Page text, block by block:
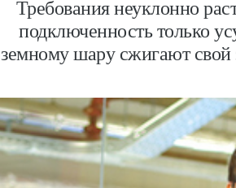
Требования неуклонно
подключенность только
земному шару сжигают свой